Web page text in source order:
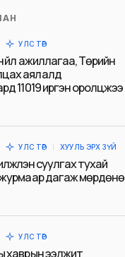
нийтлэхгүй.
УЛС ТӨР
ажиллагаа, Төрийн
аялалд
11019 иргэн оролцжээ
УЛС ТӨР ХУУЛЬ ЭРХ ЗҮЙ
суулгах тухай
дагаж мөрдөнө
УЛС ТӨР
хаврын ээлжит